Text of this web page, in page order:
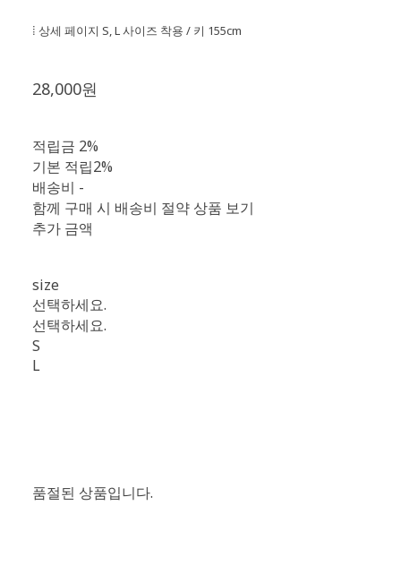
⁞ 상세 페이지 S, L 사이즈 착용 / 키 155cm
28,000원
적립금 2%
기본 적립2%
배송비 -
함께 구매 시 배송비 절약 상품 보기
추가 금액
size
선택하세요.
선택하세요.
S
L
품절된 상품입니다.